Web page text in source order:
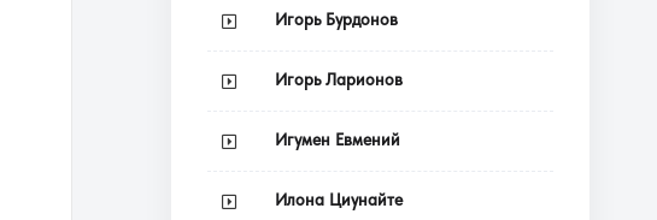
Игорь Бурдонов
Игорь Ларионов
Игумен Евмений
Илона Циунайте